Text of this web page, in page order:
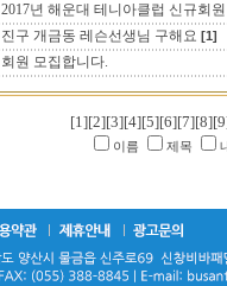
2017년 해운대 테니아클럽 신규회
진구 개금동 레슨선생님 구해요 [1]
회원 모집합니다.
[1][2][3][4][5][6][7][8]
이름 제목